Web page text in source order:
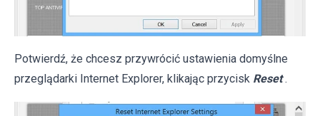
Potwierdź, że chcesz przywrócić ustawienia domyślne
przeglądarki Internet Explorer, klikając przycisk Reset .